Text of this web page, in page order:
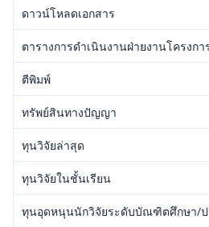
ดาวน์โหลดเอกสาร
ตารางการดำเนินงานฝ่ายงานโครงก
ตีพิมพ์
ทรัพย์สินทางปัญญา
ทุนวิจัยล่าสุด
ทุนวิจัยในชั้นเรียน
ทุนอุดหนุนนักวิจัยระดับบัณฑิตศึกษา/